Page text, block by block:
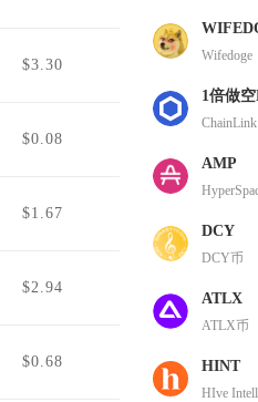
$3.30
$0.08
$1.67
$2.94
$0.68
Wifedoge
1倍做
ChainLink
AMP
DCY
DCY币
ATLX
ATLX币
HINT
HIve